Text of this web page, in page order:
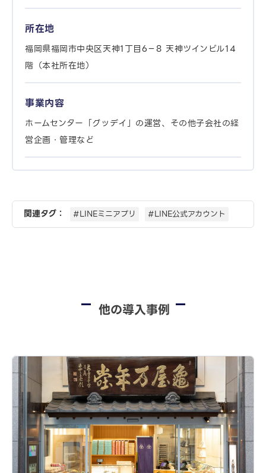
所在地
福岡県福岡市中央区天神1丁目6−8 天神ツインビル14
階（本社所在地）
事業内容
ホームセンター「グッデイ」の運営、その他子会社の経
営企画・管理など
関連タグ： #LINEミニアプリ #LINE公式アカウント
他の導入事例